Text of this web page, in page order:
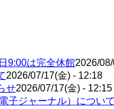
9:00は完全休館2026/
2026/07/17(金) - 12:18
せ2026/07/17(金) - 12:15
子ジャーナル）について